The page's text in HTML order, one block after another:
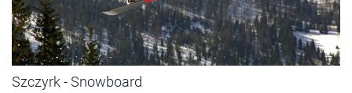
Szczyrk - Snowboard